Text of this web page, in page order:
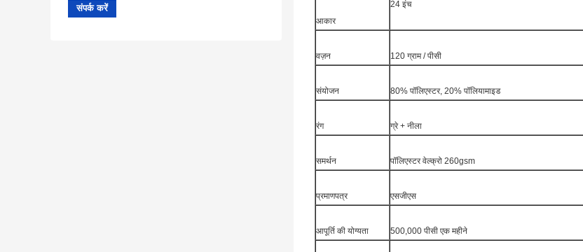
आकार
24 इंच
वज़न 120 ग्राम / पीसी
संयोजन 80% पॉलिएस्टर, 20% पॉलियामाइड
रंग ग्रे + नीला
समर्थन पॉलिएस्टर वेल्क्रो 260gsm
प्रमाणपत्र एसजीएस
आपूर्ति की योग्यता 500,000 पीसी एक महीने